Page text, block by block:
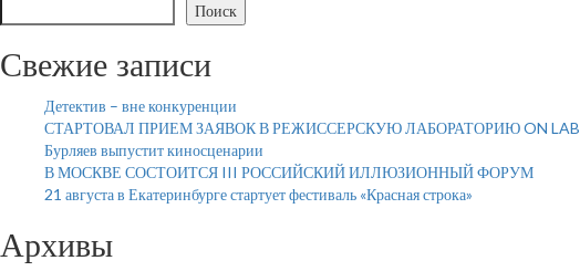
Поиск
Свежие записи
Детектив – вне конкуренции
СТАРТОВАЛ ПРИЕМ ЗАЯВОК В РЕЖИССЕРСКУЮ ЛАБОРАТОРИЮ ON LAB
Бурляев выпустит киносценарии
В МОСКВЕ СОСТОИТСЯ III РОССИЙСКИЙ ИЛЛЮЗИОННЫЙ ФОРУМ
21 августа в Екатеринбурге стартует фестиваль «Красная строка»
Архивы